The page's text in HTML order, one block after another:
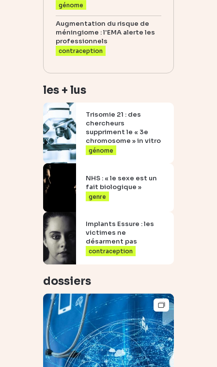
génome
Augmentation du risque de
méningiome : l'EMA alerte les
professionnels
contraception
les + lus
Trisomie 21 : des
chercheurs
suppriment le « 3e
chromosome » in vitro
génome
NHS : « le sexe est un
fait biologique »
genre
Implants Essure : les
victimes ne
désarment pas
contraception
dossiers